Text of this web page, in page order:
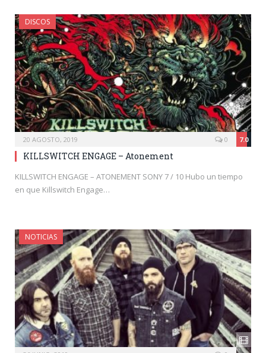
DISCOS
20 AGOSTO, 2019 7.0
0
KILLSWITCH ENGAGE – Atonement
KILLSWITCH ENGAGE – ATONEMENT SONY 7 / 10 Hubo un tiempo
en que Killswitch Engage…
NOTICIAS